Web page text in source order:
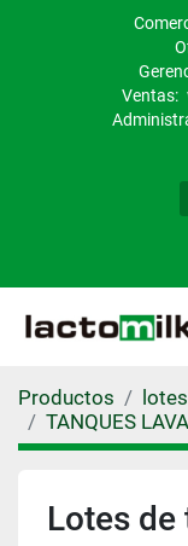
Ventas:
Productos
TANQUES
Lotes